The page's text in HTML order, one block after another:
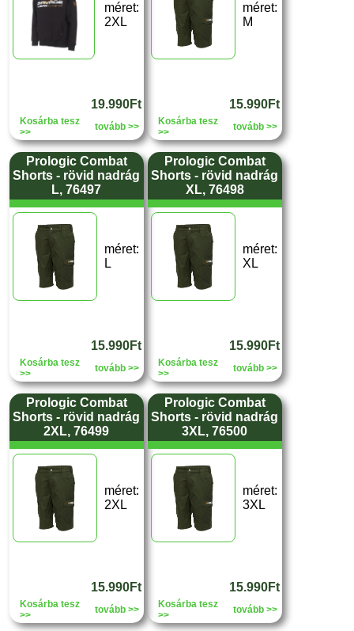
méret:
2XL
19.990Ft
Kosárba tesz
>>
tovább >>
méret:
M
15.990Ft
Kosárba tesz
>>
tovább >>
Prologic Combat
Shorts - rövid nadrág
L, 76497
méret:
L
15.990Ft
Kosárba tesz
>>
tovább >>
Prologic Combat
Shorts - rövid nadrág
XL, 76498
méret:
XL
15.990Ft
Kosárba tesz
>>
tovább >>
Prologic Combat
Shorts - rövid nadrág
2XL, 76499
méret:
2XL
15.990Ft
Kosárba tesz
>>
tovább >>
Prologic Combat
Shorts - rövid nadrág
3XL, 76500
méret:
3XL
15.990Ft
Kosárba tesz
>>
tovább >>